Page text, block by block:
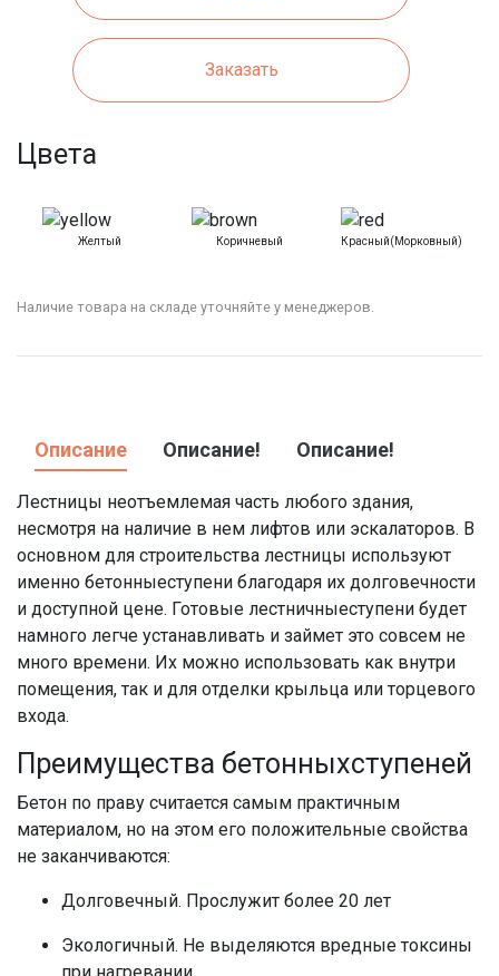
Заказать
Цвета
Желтый Коричневый Красный(морковный)
Наличие товара на складе уточняйте у менеджеров.
Описание Описание! Описание!
Лестницы неотъемлемая часть любого здания,
несмотря на наличие в нем лифтов или эскалаторов. В
основном для строительства лестницы используют
именно бетонныеступени благодаря их долговечности
и доступной цене. Готовые лестничныеступени будет
намного легче устанавливать и займет это совсем не
много времени. Их можно использовать как внутри
помещения, так и для отделки крыльца или торцевого
входа.
Преимущества бетонныхступеней
Бетон по праву считается самым практичным
материалом, но на этом его положительные свойства
не заканчиваются:
Долговечный. Прослужит более 20 лет
Экологичный. Не выделяются вредные токсины